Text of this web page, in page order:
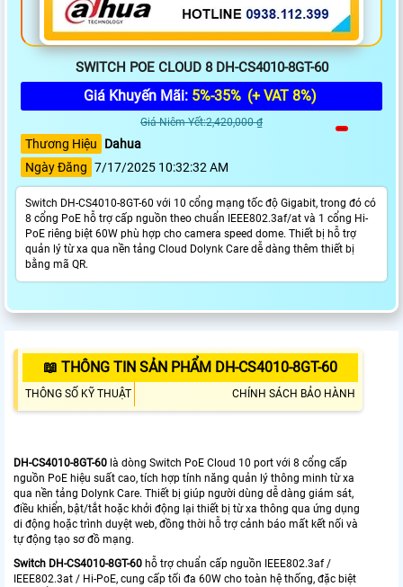
SWITCH POE CLOUD 8 DH-CS4010-8GT-60
Giá Khuyến Mãi: 5%-35% (+ VAT 8%)
Giá Niêm Yết:2,420,000 ₫
Thương Hiệu
Dahua
Ngày Đăng 7/17/2025 10:32:32 AM
Switch DH-CS4010-8GT-60 với 10 cổng mạng tốc độ Gigabit, trong đó có
8 cổng PoE hỗ trợ cấp nguồn theo chuẩn IEEE802.3af/at và 1 cổng Hi-
PoE riêng biệt 60W phù hợp cho camera speed dome. Thiết bị hỗ trợ
quản lý từ xa qua nền tảng Cloud Dolynk Care dễ dàng thêm thiết bị
bằng mã QR.
📖 THÔNG TIN SẢN PHẨM DH-CS4010-8GT-60
THÔNG SỐ KỸ THUẬT CHÍNH SÁCH BẢO HÀNH
DH-CS4010-8GT-60 là dòng Switch PoE Cloud 10 port với 8 cổng cấp
nguồn PoE hiệu suất cao, tích hợp tính năng quản lý thông minh từ xa
qua nền tảng Dolynk Care. Thiết bị giúp người dùng dễ dàng giám sát,
điều khiển, bật/tắt hoặc khởi động lại thiết bị từ xa thông qua ứng dụng
di động hoặc trình duyệt web, đồng thời hỗ trợ cảnh báo mất kết nối và
tự động tạo sơ đồ mạng.
Switch DH-CS4010-8GT-60 hỗ trợ chuẩn cấp nguồn IEEE802.3af /
IEEE802.3at / Hi-PoE, cung cấp tối đa 60W cho toàn hệ thống, đặc biệt